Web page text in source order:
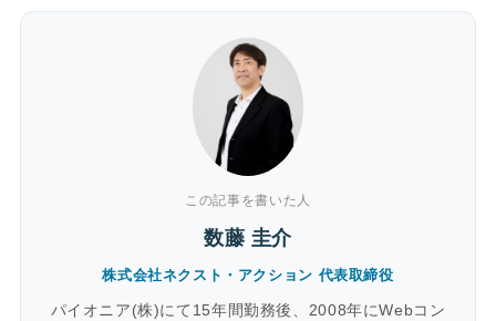
この記事を書いた人
数藤 圭介
株式会社ネクスト・アクション 代表取締役
パイオニア(株)にて15年間勤務後、2008年にWebコン